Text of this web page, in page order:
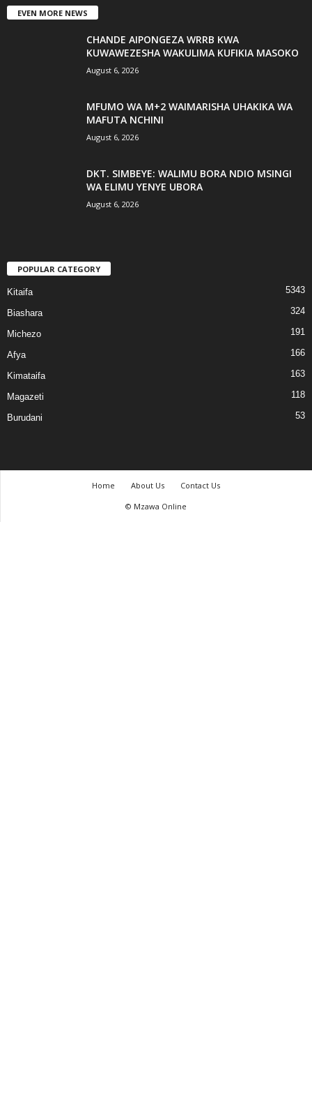
EVEN MORE NEWS
CHANDE AIPONGEZA WRRB KWA
KUWAWEZESHA WAKULIMA KUFIKIA MASOKO
August 6, 2026
MFUMO WA M+2 WAIMARISHA UHAKIKA WA
MAFUTA NCHINI
August 6, 2026
DKT. SIMBEYE: WALIMU BORA NDIO MSINGI
WA ELIMU YENYE UBORA
August 6, 2026
POPULAR CATEGORY
Kitaifa 5343
Biashara 324
Michezo 191
Afya 166
Kimataifa 163
Magazeti 118
Burudani 53
Home About Us
Contact Us
© Mzawa Online